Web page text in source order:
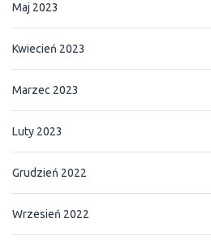
Maj 2023
Kwiecień 2023
Marzec 2023
Luty 2023
Grudzień 2022
Wrzesień 2022